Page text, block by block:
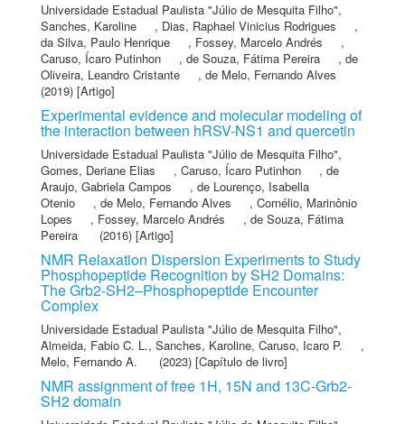
Universidade Estadual Paulista "Júlio de Mesquita Filho",
Sanches, Karoline
, Dias, Raphael Vinicius Rodrigues
,
da Silva, Paulo Henrique
, Fossey, Marcelo Andrés
,
Caruso, Ícaro Putinhon
, de Souza, Fátima Pereira , de
Oliveira, Leandro Cristante
, de Melo, Fernando Alves
(2019) [Artigo]
Experimental evidence and molecular modeling of
the interaction between hRSV-NS1 and quercetin
Universidade Estadual Paulista "Júlio de Mesquita Filho",
Gomes, Deriane Elias
, Caruso, Ícaro Putinhon , de
Araujo, Gabriela Campos
, de Lourenço, Isabella
Otenio
, de Melo, Fernando Alves , Cornélio, Marinônio
Lopes
, Fossey, Marcelo Andrés , de Souza, Fátima
Pereira
(2016) [Artigo]
NMR Relaxation Dispersion Experiments to Study
Phosphopeptide Recognition by SH2 Domains:
The Grb2-SH2–Phosphopeptide Encounter
Complex
Universidade Estadual Paulista "Júlio de Mesquita Filho",
Almeida, Fabio C. L., Sanches, Karoline, Caruso, Icaro P.
,
Melo, Fernando A.
(2023) [Capítulo de livro]
NMR assignment of free 1H, 15N and 13C-Grb2-
SH2 domain